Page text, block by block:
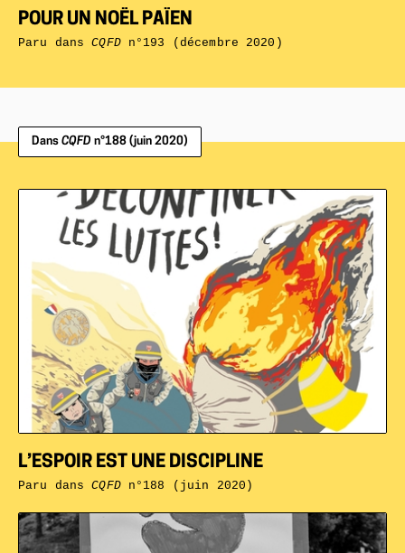
POUR UN NOËL PAÏEN
Paru dansCQFDn°193 (décembre 2020)
Dans CQFD n°188 (juin 2020)
L’ESPOIR EST UNE DISCIPLINE
Paru dansCQFDn°188 (juin 2020)